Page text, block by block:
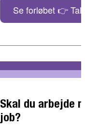
Se forløbet 👉 Tal
Skal du arbejde
job?